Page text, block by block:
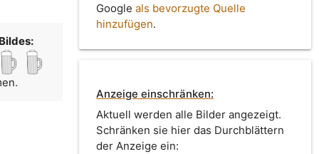
Googleals bevorzugte Quelle
hinzufügen.
Anzeige einschränken:
Aktuell werden alle Bilder angezeigt.
Schränken sie hier das Durchblättern
der Anzeige ein: